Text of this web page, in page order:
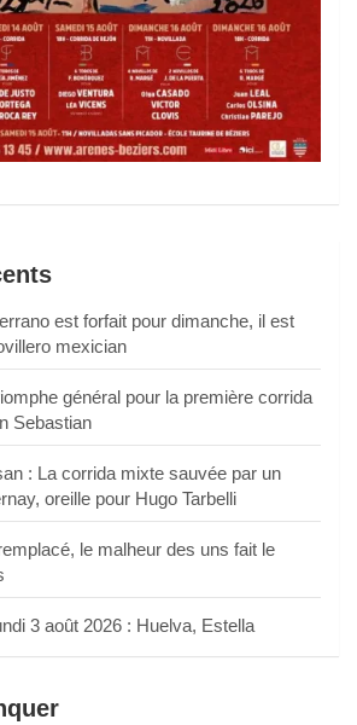
est forfait pour dimanche, il est
mexician
général pour la première corrida
Sebastian
: La corrida mixte sauvée par un
oreille pour Hugo Tarbelli
le malheur des uns fait le
3 août 2026 : Huelva, Estella